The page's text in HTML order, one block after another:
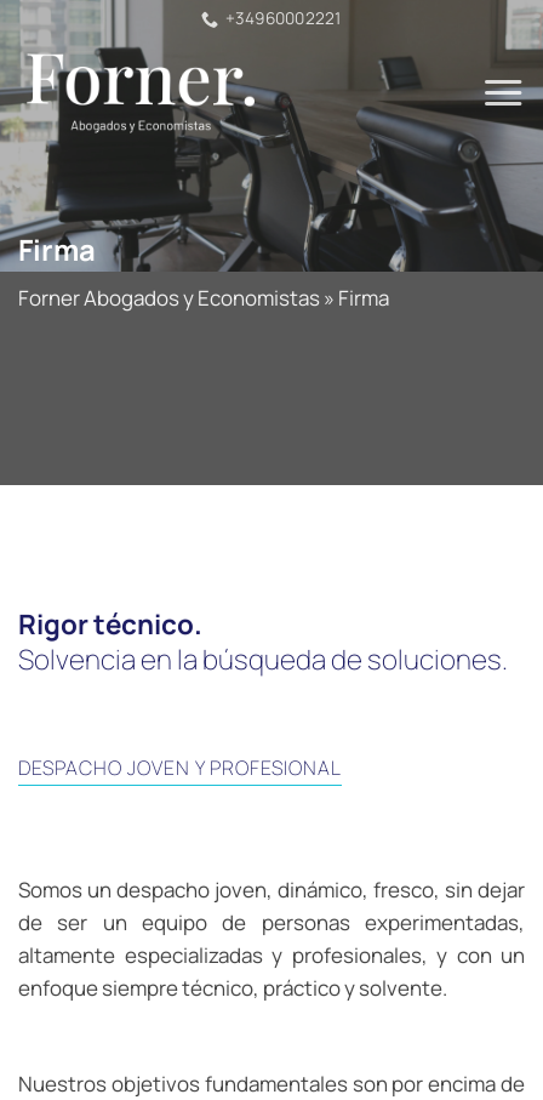
Saltar
al
contenido
+34960002221
Firma
Forner Abogados y Economistas» Firma
Rigor técnico.
Solvencia en la búsqueda de soluciones.
DESPACHO JOVEN Y PROFESIONAL
Somos un despacho joven, dinámico, fresco, sin dejar
de ser un equipo de personas experimentadas,
altamente especializadas y profesionales, y con un
enfoque siempre técnico, práctico y solvente.
Nuestros objetivos fundamentales son por encima de